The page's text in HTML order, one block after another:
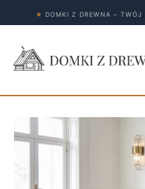
★ DOMKI Z DREWNA – TWÓJ